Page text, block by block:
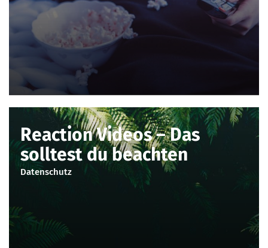
Reaction Videos – Das
solltest du beachten
Datenschutz